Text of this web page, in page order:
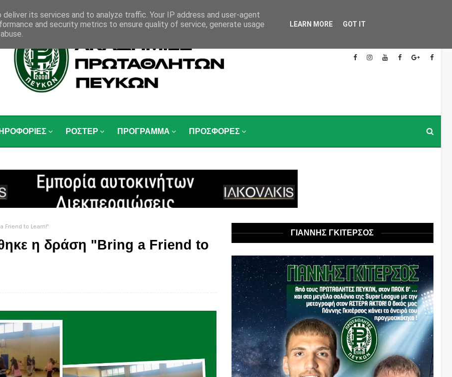
ΡΟΣΤΕΡ ΠΡΟΓΡΑΜΜΑ ΠΡΟΣΦΟΡΕΣ
Friend to Learn!"
η δράση "Bring a Friend to
ΓΙΑΝΝΗΣ ΓΚΙΤΕΡΣΟΣ
its services and to analyze traffic. Your IP address and user-agent
and security metrics to ensure quality of service, generate usage
LEARN MORE GOT IT